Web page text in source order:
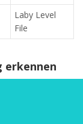
Laby Level
File
erkennen